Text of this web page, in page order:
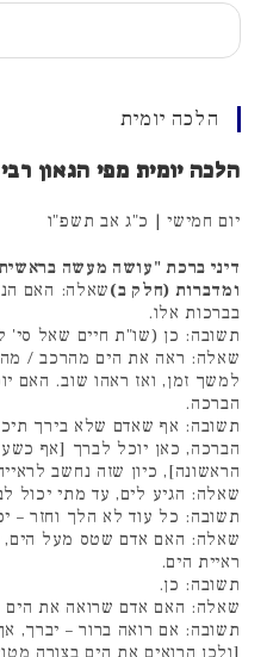
חיפוש
הלכה יומית
הלכה יומית מפי הגאון
יום חמישי | כ"ג אב תשפ"ו
דיני ברכת "עושה מעשה
ומדברות (חלק ב)שאלה: האם
בברכות אלו.
תשובה: כן (שו"ת חיים שאל סי'
שאלה: ראה את הים מהרכב /
למשך זמן, ואז ראהו שוב. האם
הברכה.
תשובה: אף שאדם שלא בירך
הברכה, כאן יוכל לברך [אף
הראשונה], כיון שזה נחשב
שאלה: הגיע לים, עד מתי יכול
תשובה: כל עוד לא הלך וחזר –
שאלה: האם אדם שטס מעל
ראיית הים.
תשובה: כן.
שאלה: האם אדם שרואה את הים
תשובה: אם רואה ברור – יברך,